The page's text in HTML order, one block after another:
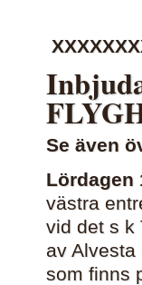
Se även
Lördagen
västra
vid det s k
av
som finns